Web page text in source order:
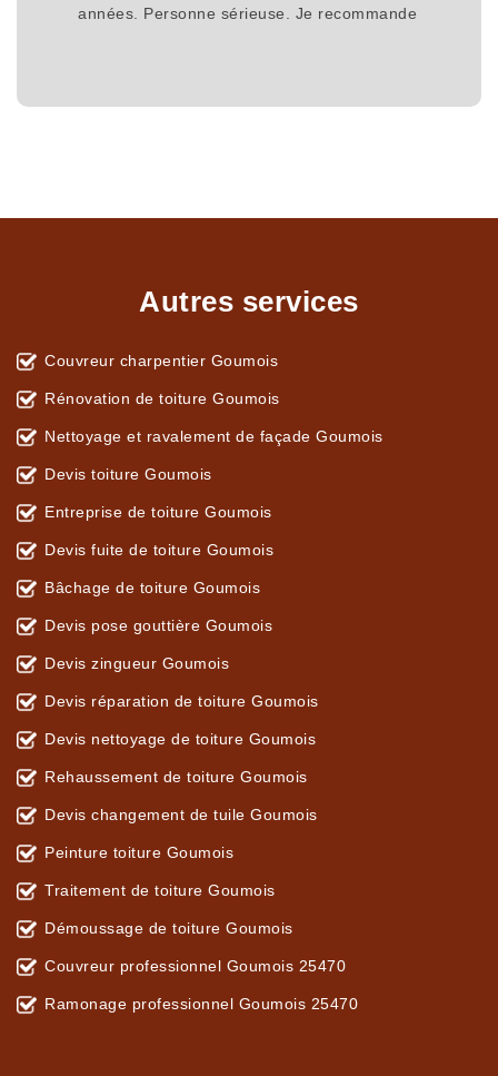
années. Personne sérieuse. Je recommande
Autres services
Couvreur charpentier Goumois
Rénovation de toiture Goumois
Nettoyage et ravalement de façade Goumois
Devis toiture Goumois
Entreprise de toiture Goumois
Devis fuite de toiture Goumois
Bâchage de toiture Goumois
Devis pose gouttière Goumois
Devis zingueur Goumois
Devis réparation de toiture Goumois
Devis nettoyage de toiture Goumois
Rehaussement de toiture Goumois
Devis changement de tuile Goumois
Peinture toiture Goumois
Traitement de toiture Goumois
Démoussage de toiture Goumois
Couvreur professionnel Goumois 25470
Ramonage professionnel Goumois 25470